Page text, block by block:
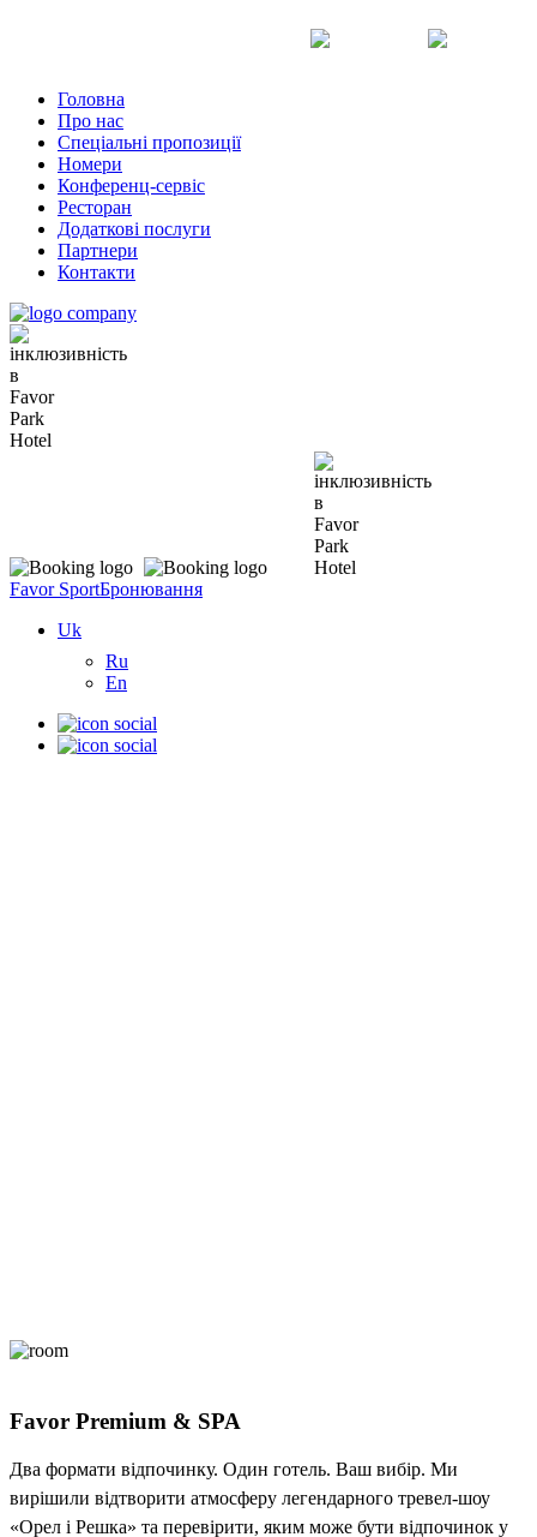
Головна
Про нас
Спеціальні пропозиції
Номери
Конференц-сервіс
Ресторан
Додаткові послуги
Партнери
Контакти
Favor SportБронювання
Uk
Ru
En
Favor Premium & SPA
Два формати відпочинку. Один готель. Ваш вибір. Ми
вирішили відтворити атмосферу легендарного тревел-шоу
«Орел і Решка» та перевірити, яким може бути відпочинок у